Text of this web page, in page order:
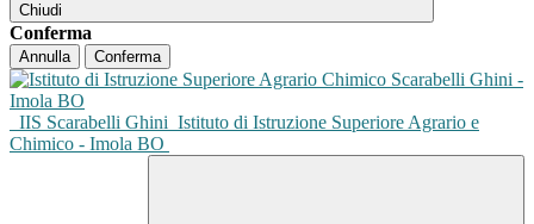
Chiudi
Conferma
Annulla Conferma
IIS Scarabelli Ghini Istituto di Istruzione Superiore Agrario e
Chimico - Imola BO